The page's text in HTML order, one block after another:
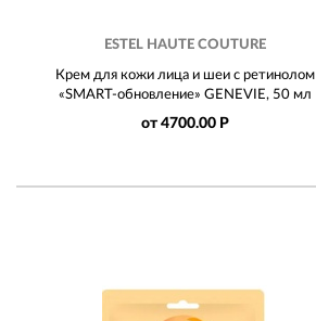
ESTEL HAUTE COUTURE
Крем для кожи лица и шеи с ретинолом
«SMART-обновление» GENEVIE, 50 мл
от 4700.00 Р